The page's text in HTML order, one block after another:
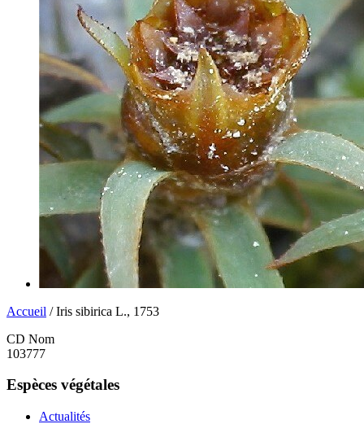
Accueil / Iris sibirica L., 1753
CD Nom
103777
Espèces végétales
Actualités